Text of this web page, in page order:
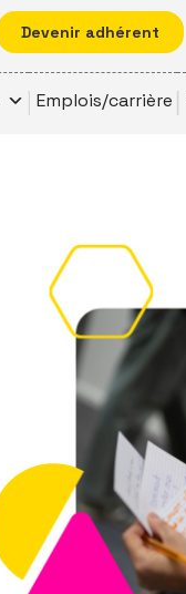
Devenir adhérent
Emplois/carrière